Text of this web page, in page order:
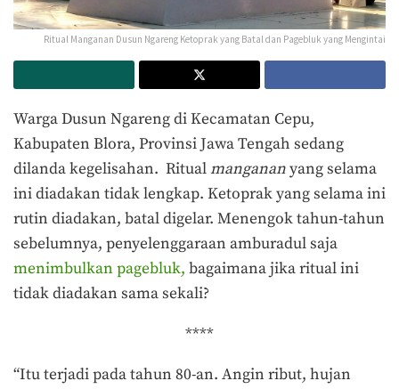
Ritual Manganan Dusun Ngareng Ketoprak yang Batal dan Pagebluk yang Mengintai
Warga Dusun Ngareng di Kecamatan Cepu,
Kabupaten Blora, Provinsi Jawa Tengah sedang
dilanda kegelisahan. Ritualmangananyang selama
ini diadakan tidak lengkap. Ketoprak yang selama ini
rutin diadakan, batal digelar. Menengok tahun-tahun
sebelumnya, penyelenggaraan amburadul saja
menimbulkan pagebluk, bagaimana jika ritual ini
tidak diadakan sama sekali?
****
“Itu terjadi pada tahun 80-an. Angin ribut, hujan